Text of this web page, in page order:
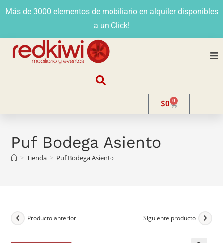
Más de 3000 elementos de mobiliario en alquiler disponibles
a un Click!
Contacto
$0 0
Puf Bodega Asiento
> Tienda > Puf Bodega Asiento
Producto anterior Siguiente producto